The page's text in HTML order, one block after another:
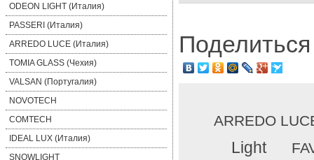
ODEON LIGHT (Италия)
PASSERI (Италия)
ARREDO LUCE (Италия)
TOMIA GLASS (Чехия)
VALSAN (Португалия)
NOVOTECH
COMTECH
IDEAL LUX (Италия)
SNOWLIGHT
ARREDO
Light